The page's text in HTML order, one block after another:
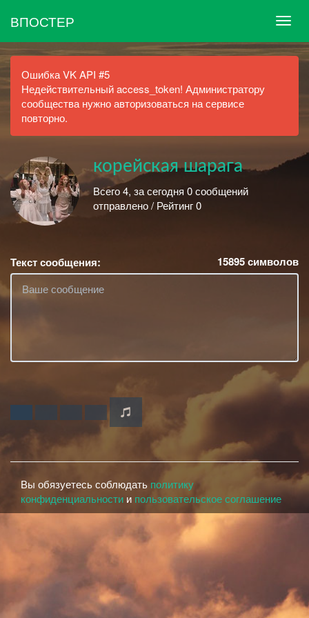
ВПОСТЕР
Ошибка VK API #5
Недействительный access_token! Администратору
сообщества нужно авторизоваться на сервисе
повторно.
корейская шарага
Всего 4, за сегодня 0 сообщений
отправлено / Рейтинг 0
Текст сообщения: 15895символов
Вы обязуетесь соблюдать политику
конфиденциальности и пользовательское соглашение